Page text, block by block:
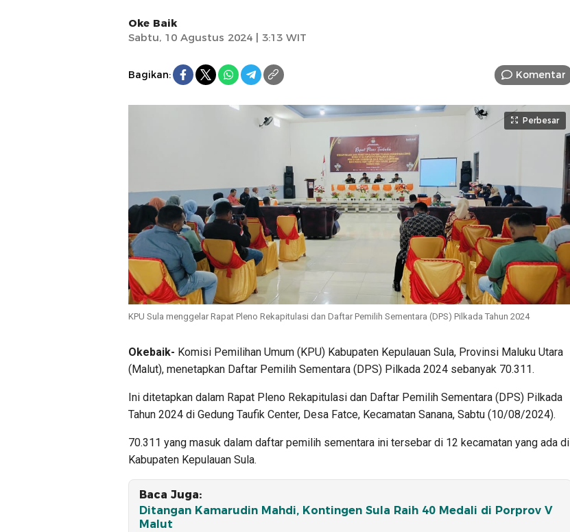
Oke Baik
Sabtu, 10 Agustus 2024 | 3:13 WIT
Bagikan: Komentar
Perbesar
KPU Sula menggelar Rapat Pleno Rekapitulasi dan Daftar Pemilih Sementara (DPS) Pilkada Tahun 2024
Okebaik- Komisi Pemilihan Umum (KPU) Kabupaten Kepulauan Sula, Provinsi Maluku Utara
(Malut), menetapkan Daftar Pemilih Sementara (DPS) Pilkada 2024 sebanyak 70.311.
Ini ditetapkan dalam Rapat Pleno Rekapitulasi dan Daftar Pemilih Sementara (DPS) Pilkada
Tahun 2024 di Gedung Taufik Center, Desa Fatce, Kecamatan Sanana, Sabtu (10/08/2024).
70.311 yang masuk dalam daftar pemilih sementara ini tersebar di 12 kecamatan yang ada di
Kabupaten Kepulauan Sula.
Baca Juga:
Ditangan Kamarudin Mahdi, Kontingen Sula Raih 40 Medali di Porprov V
Malut